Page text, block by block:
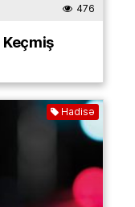
476
Keçmiş
Hadisə